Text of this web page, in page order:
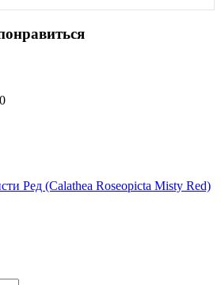
0
Ред (Calathea Roseopicta Misty Red)